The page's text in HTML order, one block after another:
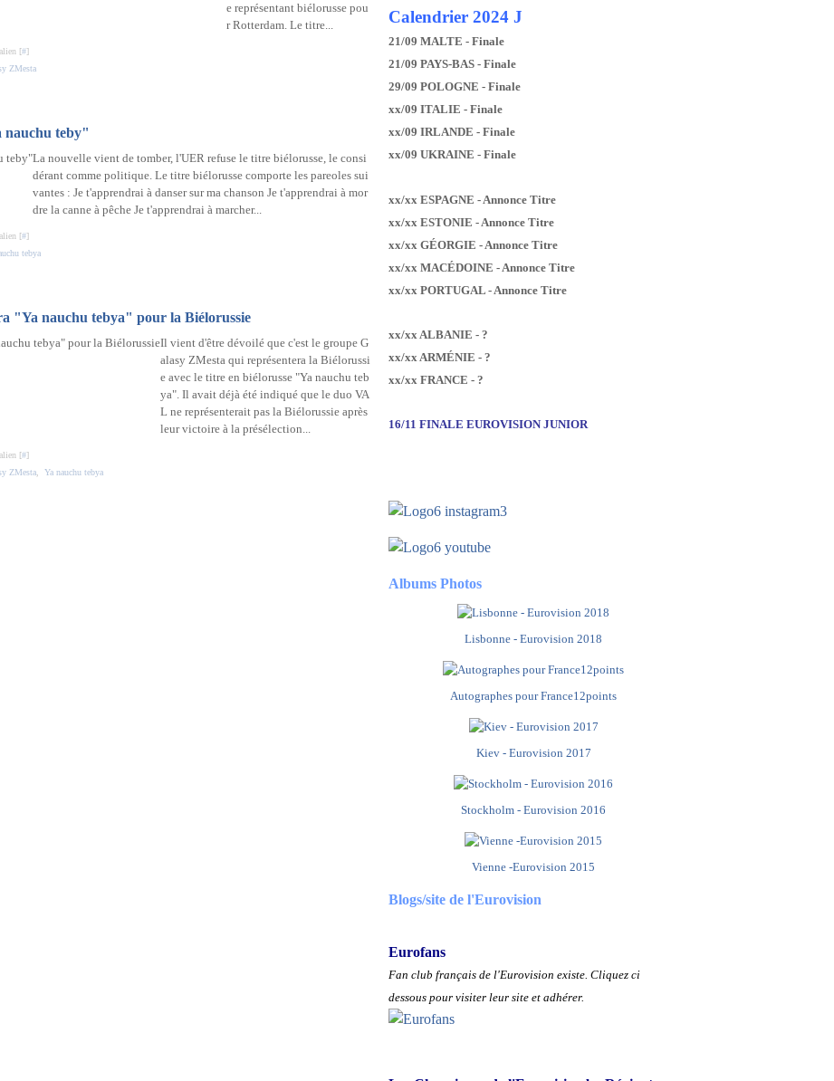
e représentant biélorusse pou
r Rotterdam. Le titre...
[#]
ZMesta
nauchu teby"
La nouvelle vient de tomber, l'UER refuse le titre biélorusse, le consi
dérant comme politique. Le titre biélorusse comporte les pareoles sui
vantes : Je t'apprendrai à danser sur ma chanson Je t'apprendrai à mor
dre la canne à pêche Je t'apprendrai à marcher...
[#]
tebya
"Ya nauchu tebya" pour la Biélorussie
Il vient d'être dévoilé que c'est le groupe G
alasy ZMesta qui représentera la Biélorussi
e avec le titre en biélorusse "Ya nauchu teb
ya". Il avait déjà été indiqué que le duo VA
L ne représenterait pas la Biélorussie après
leur victoire à la présélection...
[#]
ZMesta Ya nauchu tebya
Calendrier 2024 J
21/09 MALTE - Finale
21/09 PAYS-BAS - Finale
29/09 POLOGNE - Finale
xx/09 ITALIE - Finale
xx/09 IRLANDE - Finale
xx/09 UKRAINE - Finale
xx/xx ESPAGNE - Annonce Titre
xx/xx ESTONIE - Annonce Titre
xx/xx GÉORGIE - Annonce Titre
xx/xx MACÉDOINE - Annonce Titre
xx/xx PORTUGAL - Annonce Titre
xx/xx ALBANIE - ?
xx/xx ARMÉNIE - ?
xx/xx FRANCE - ?
16/11 FINALE EUROVISION JUNIOR
Albums Photos
Lisbonne - Eurovision 2018
Autographes pour France12points
Kiev - Eurovision 2017
Stockholm - Eurovision 2016
Vienne -Eurovision 2015
Blogs/site de l'Eurovision
Eurofans
Fan club français de l'Eurovision existe. Cliquez ci
dessous pour visiter leur site et adhérer.